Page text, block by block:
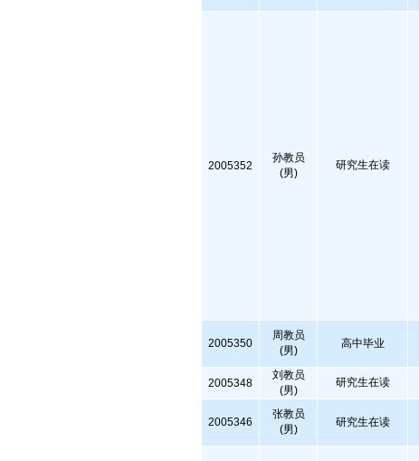
2005352
孙教员
(男)
研究生在读
2005350
周教员
(男)
高中毕业
2005348
刘教员
(男)
研究生在读
2005346
张教员
(男)
研究生在读